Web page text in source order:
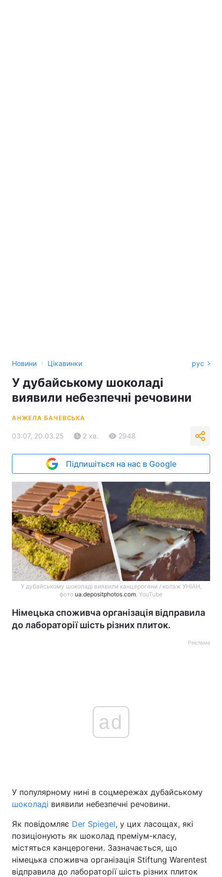
Новини › Цікавинки рус
У дубайському шоколаді
виявили небезпечні речовини
АНЖЕЛА БАЧЕВСЬКА
03:07, 20.03.25 2 хв. 2948
Підпишіться на нас в Google
У дубайському шоколаді виявили канцерогени / колаж УНІАН,
фото ua.depositphotos.com, YouTube
Німецька споживча організація відправила
до лабораторії шість різних плиток.
Реклама
ad
У популярному нині в соцмережах дубайському
шоколаді виявили небезпечні речовини.
Як повідомляє Der Spiegel, у цих ласощах, які
позиціонують як шоколад преміум-класу,
містяться канцерогени. Зазначається, що
німецька споживча організація Stiftung Warentest
відправила до лабораторії шість різних плиток